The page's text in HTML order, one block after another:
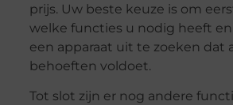
prijs. Uw beste keuze is om
welke functies u nodig heeft
een apparaat uit te zoeken dat
behoeften voldoet.
Tot slot zijn er nog andere